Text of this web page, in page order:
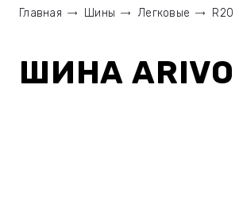
Главная Шины Легковые R20
ШИНА